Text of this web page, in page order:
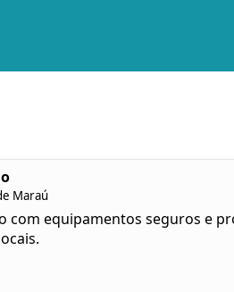
Maraú
com equipamentos seguros e